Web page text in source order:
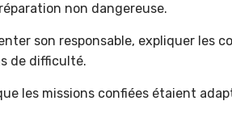
non dangereuse.
son responsable, expliquer les
de difficulté.
les missions confiées étaient